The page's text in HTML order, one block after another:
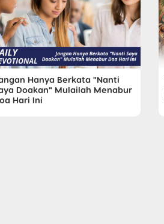
Hanya Berkata "Nanti
Doakan" Mulailah Menabur
Hari Ini